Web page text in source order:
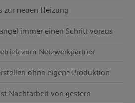
zur neuen Heizung
immer einen Schritt voraus
zum Netzwerkpartner
ohne eigene Produktion
Nachtarbeit von gestern